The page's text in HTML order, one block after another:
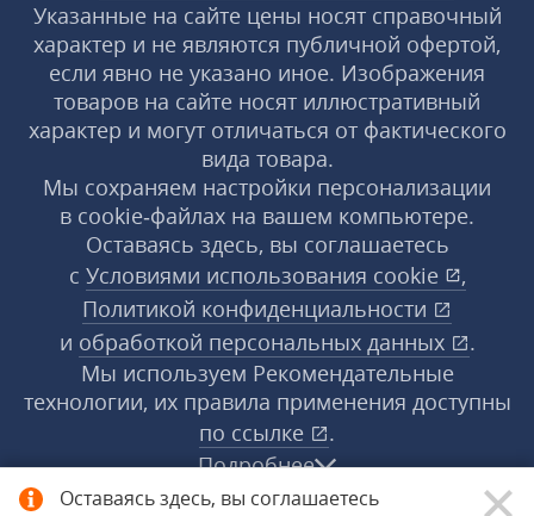
Оставаясь здесь, вы соглашаетесь
Указанные на сайте цены носят справочный
характер и не являются публичной офертой,
если явно не указано иное. Изображения
товаров на сайте носят иллюстративный
характер и могут отличаться от фактического
вида товара.
Мы сохраняем настройки персонализации
в cookie‑файлах на вашем компьютере.
Оставаясь здесь, вы соглашаетесь
с Условиями использования cookie
,
Политикой конфиденциальности
и обработкой персональных данных
.
Мы используем Рекомендательные
технологии, их правила применения доступны
по ссылке
.
Подробнее